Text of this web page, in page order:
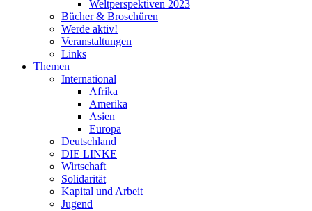
Weltperspektiven 2023
Bücher & Broschüren
Werde aktiv!
Veranstaltungen
Links
Themen
International
Afrika
Amerika
Asien
Europa
Deutschland
DIE LINKE
Wirtschaft
Solidarität
Kapital und Arbeit
Jugend